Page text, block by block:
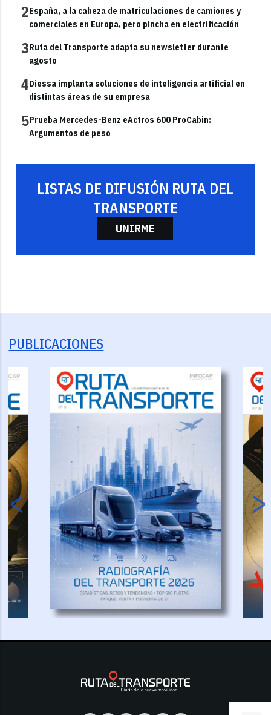
2España, a la cabeza de matriculaciones de camiones y
comerciales en Europa, pero pincha en electrificación
3Ruta del Transporte adapta su newsletter durante
agosto
4Diessa implanta soluciones de inteligencia artificial en
distintas áreas de su empresa
5Prueba Mercedes-Benz eActros 600 ProCabin:
Argumentos de peso
LISTAS DE DIFUSIÓN RUTA DEL
TRANSPORTE
UNIRME
PUBLICACIONES